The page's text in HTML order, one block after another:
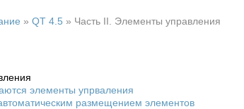
» QT 4.5 » Часть II. Элементы управления
элементы упрваления
размещением элементов